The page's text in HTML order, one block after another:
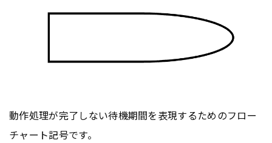
動作処理が完了しない待機期間を表現するためのフロー
チャート記号です。